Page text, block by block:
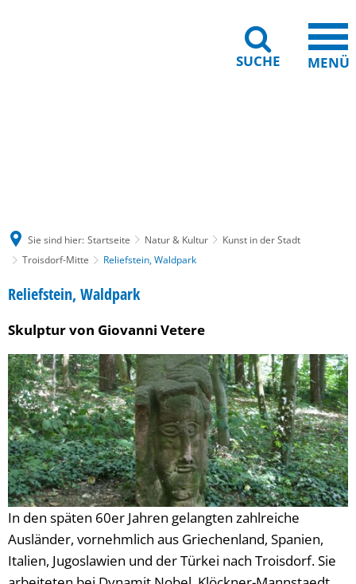
SUCHE MENÜ
Sie sind hier: Startseite Natur & Kultur
Kunst in der Stadt
Troisdorf-Mitte
Reliefstein, Waldpark
Reliefstein,
Waldpark
Reliefstein, Waldpark
Skulptur von Giovanni Vetere
In den späten 60er Jahren gelangten zahlreiche
Ausländer, vornehmlich aus Griechenland, Spanien,
Italien, Jugoslawien und der Türkei nach Troisdorf. Sie